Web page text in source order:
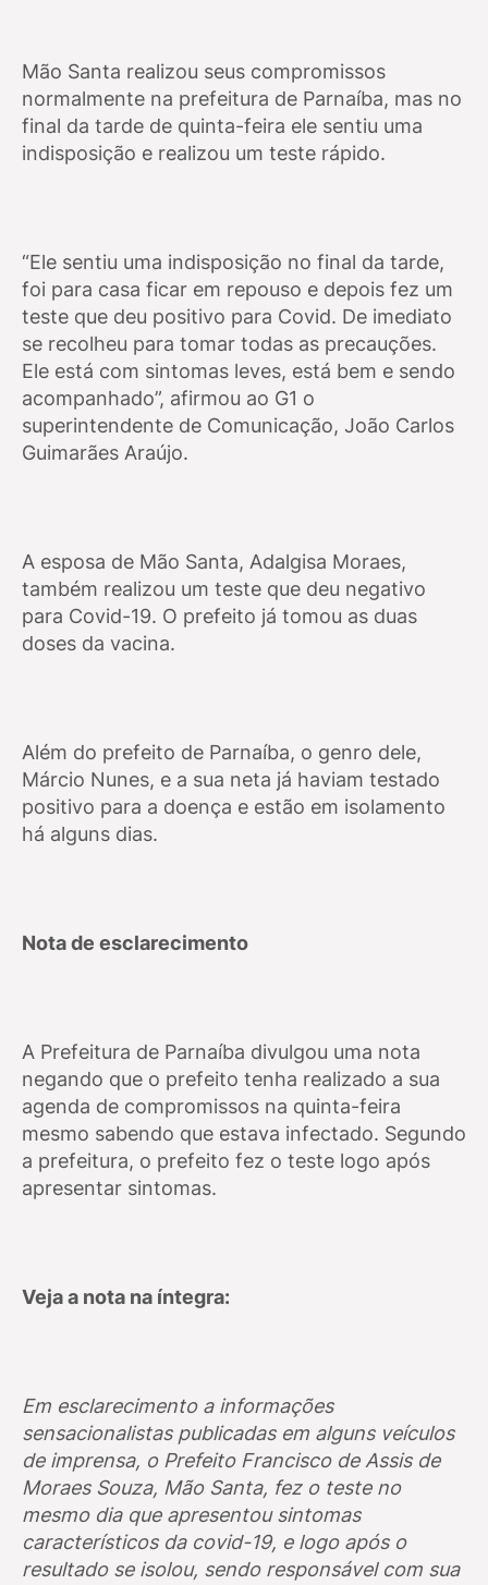
Mão Santa realizou seus compromissos
normalmente na prefeitura de Parnaíba, mas no
final da tarde de quinta-feira ele sentiu uma
indisposição e realizou um teste rápido.
“Ele sentiu uma indisposição no final da tarde,
foi para casa ficar em repouso e depois fez um
teste que deu positivo para Covid. De imediato
se recolheu para tomar todas as precauções.
Ele está com sintomas leves, está bem e sendo
acompanhado”, afirmou ao G1 o
superintendente de Comunicação, João Carlos
Guimarães Araújo.
A esposa de Mão Santa, Adalgisa Moraes,
também realizou um teste que deu negativo
para Covid-19. O prefeito já tomou as duas
doses da vacina.
Além do prefeito de Parnaíba, o genro dele,
Márcio Nunes, e a sua neta já haviam testado
positivo para a doença e estão em isolamento
há alguns dias.
Nota de esclarecimento
A Prefeitura de Parnaíba divulgou uma nota
negando que o prefeito tenha realizado a sua
agenda de compromissos na quinta-feira
mesmo sabendo que estava infectado. Segundo
a prefeitura, o prefeito fez o teste logo após
apresentar sintomas.
Veja a nota na íntegra:
Em esclarecimento a informações
sensacionalistas publicadas em alguns veículos
de imprensa, o Prefeito Francisco de Assis de
Moraes Souza, Mão Santa, fez o teste no
mesmo dia que apresentou sintomas
característicos da covid-19, e logo após o
resultado se isolou, sendo responsável com sua